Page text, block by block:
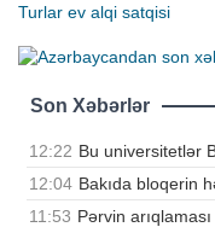
Turlar ev alqi satqisi
Son Xəbərlər
12:22 Bu universitetlər
12:04 Bakıda bloqerin
11:53 Pərvin